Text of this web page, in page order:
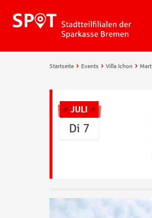
Startseite Events Villa Ichon
JULI
Di 7